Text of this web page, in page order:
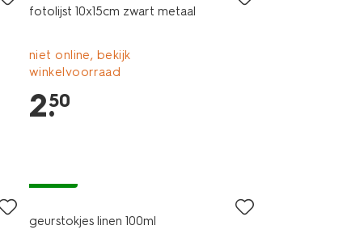
fotolijst 10x15cm zwart metaal
niet online, bekijk
winkelvoorraad
2.
50
geurstokjes linen 100ml